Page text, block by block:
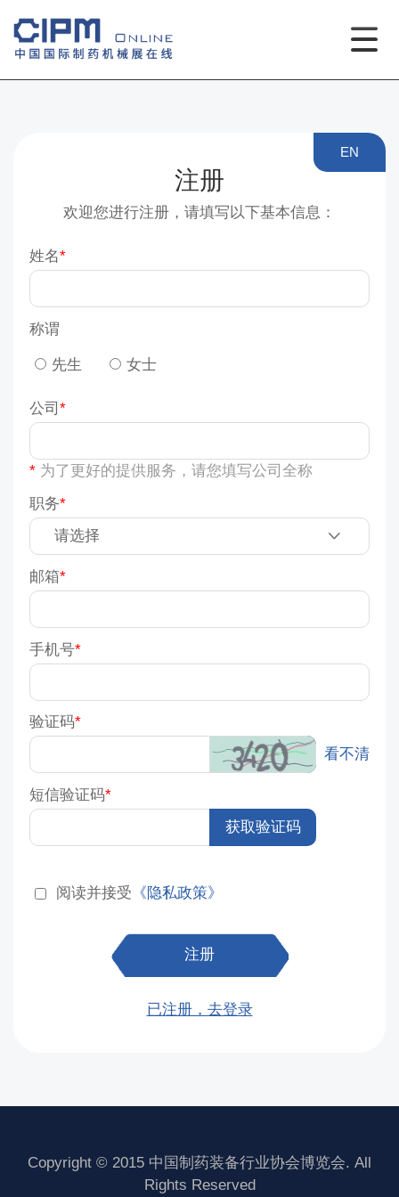
EN
注册
欢迎您进行注册，请填写以下基本信息：
姓名
称谓
先生 女士
公司
*为了更好的提供服务，请您填写公司全称
职务
邮箱
手机号
验证码
看不清
短信验证码
获取验证码
阅读并接受 《隐私政策》
注册
已注册，去登录
Copyright © 2015 中国制药装备行业协会博览会. All
Rights Reserved